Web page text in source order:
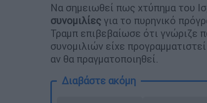
Να σημειωθεί πως χτύπημα του
συνομιλίες για το πυρηνικό
Τραμπ επιβεβαίωσε ότι γνώριζε
συνομιλιών είχε
αν θα πραγματοποιηθεί.
Διαβάστε ακόμη